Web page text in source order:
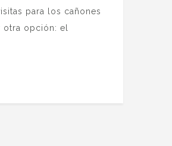
para los cañones
opción: el